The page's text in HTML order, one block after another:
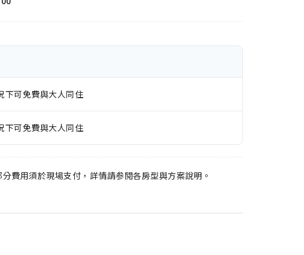
下可免費與大人同住
下可免費與大人同住
費用須於現場支付，詳情請参閱各房型與方案說明。